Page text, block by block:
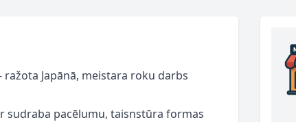
ražota Japānā, meistara roku darbs
sudraba pacēlumu, taisnstūra formas